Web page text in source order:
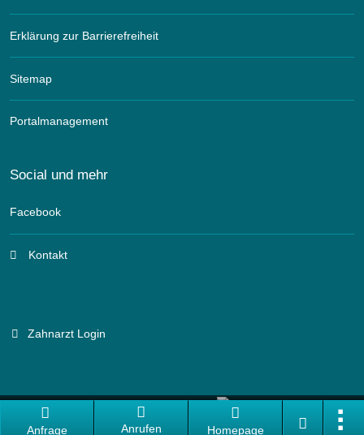
Anfrage Anrufen Homepage
Erklärung zur Barrierefreiheit
Sitemap
Portalmanagement
Social und mehr
Facebook
Kontakt
Zahnarzt Login
Branchenportal Software made in Germany
Aktuelle Version: 14.13.0